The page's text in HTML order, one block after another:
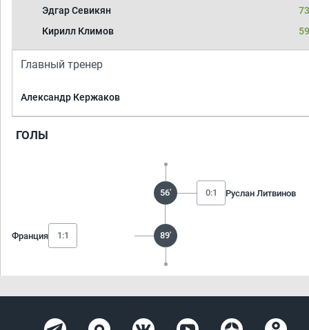
Эдгар Севикян
Кирилл Климов
Главный тренер
Александр Кержаков
ГОЛЫ
56' 0:1 Руслан Литвинов
Франция 1:1 89'